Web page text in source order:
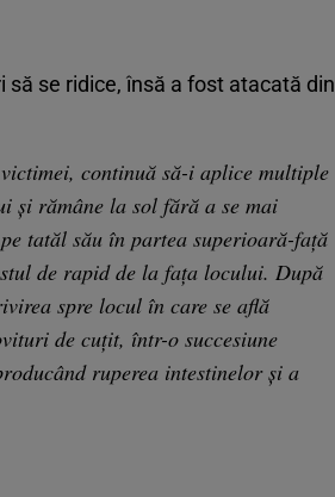
se ridice, însă a fost atacată din
continuă să-i aplice multiple
și rămâne la sol fără a se mai
tatăl său în partea superioară-față
de rapid de la fața locului. După
spre locul în care se află
de cuțit, într-o succesiune
ruperea intestinelor și a